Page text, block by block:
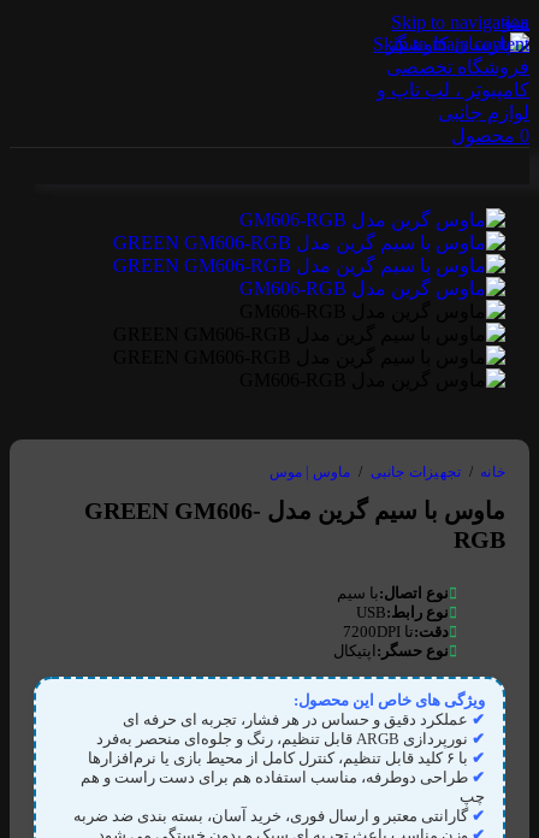
Skip to navigation
Skip to main content
منو
0 محصول
خانه / تجهیزات جانبی / ماوس | موس
ماوس با سیم گرین مدل GREEN GM606-
RGB
نوع اتصال:با سیم
نوع رابط:USB
دقت:تا 7200DPI
نوع حسگر: اپتیکال
ویژگی های خاص این محصول:
✔ عملکرد دقیق و حساس در هر فشار، تجربه‌ ای حرفه‌ ای
✔ نورپردازی ARGB قابل تنظیم، رنگ و جلوه‌ای منحصر به‌فرد
✔ با ۶ کلید قابل تنظیم، کنترل کامل از محیط بازی یا نرم‌افزارها
✔ طراحی دوطرفه، مناسب استفاده هم برای دست راست و هم
چپ
✔گارانتی معتبر و ارسال فوری، خرید آسان، بسته بندی ضد ضربه